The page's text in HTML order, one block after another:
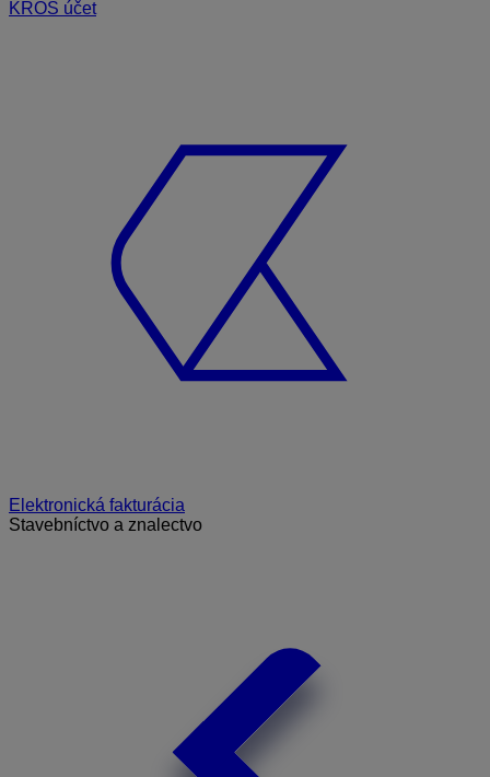
KROS účet
Elektronická fakturácia
Stavebníctvo a znalectvo